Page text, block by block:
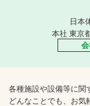
日本
本社 東京
各種施設や設備等に関
どんなことでも、お気